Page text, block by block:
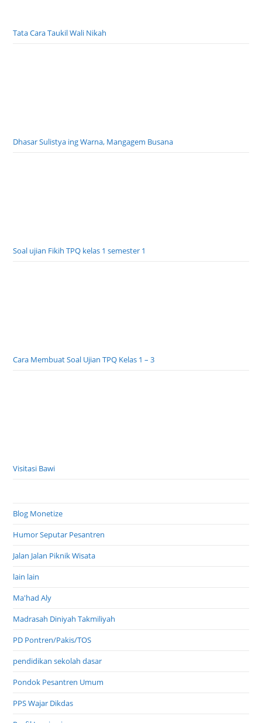
Tata Cara Taukil Wali Nikah
Dhasar Sulistya ing Warna, Mangagem Busana
Soal ujian Fikih TPQ kelas 1 semester 1
Cara Membuat Soal Ujian TPQ Kelas 1 – 3
Visitasi Bawi
Blog Monetize
Humor Seputar Pesantren
Jalan Jalan Piknik Wisata
lain lain
Ma'had Aly
Madrasah Diniyah Takmiliyah
PD Pontren/Pakis/TOS
pendidikan sekolah dasar
Pondok Pesantren Umum
PPS Wajar Dikdas